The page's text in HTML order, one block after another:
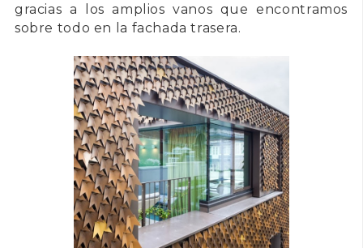
gracias a los amplios vanos que encontramos
sobre todo en la fachada trasera.